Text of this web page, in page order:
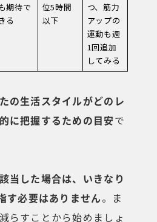
期待で
る
位5時間
以下
つ、筋力
アップの
運動も週
1回追加
してみる
の生活スタイルがどのレ
に把握するための目安で
当した場合は、いきなり
す必要はありません。ま
らすことから始めましょ